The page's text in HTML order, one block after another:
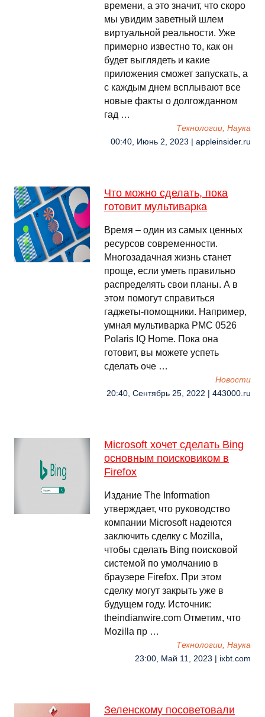
времени, а это значит, что скоро
мы увидим заветный шлем
виртуальной реальности. Уже
примерно известно то, как он
будет выглядеть и какие
приложения сможет запускать, а
с каждым днем всплывают все
новые факты о долгожданном
гад …
Технологии, Наука
00:40, Июнь 2, 2023 | appleinsider.ru
Что можно сделать, пока
готовит мультиварка
Время – один из самых ценных
ресурсов современности.
Многозадачная жизнь станет
проще, если уметь правильно
распределять свои планы. А в
этом помогут справиться
гаджеты-помощники. Например,
умная мультиварка PMC 0526
Polaris IQ Home. Пока она
готовит, вы можете успеть
сделать оче …
Новости
20:40, Сентябрь 25, 2022 | 443000.ru
Microsoft хочет сделать Bing
основным поисковиком в
Firefox
Издание The Information
утверждает, что руководство
компании Microsoft надеются
заключить сделку с Mozilla,
чтобы сделать Bing поисковой
системой по умолчанию в
браузере Firefox. При этом
сделку могут закрыть уже в
будущем году. Источник:
theindianwire.com Отметим, что
Mozilla пр …
Технологии, Наука
23:00, Май 11, 2023 | ixbt.com
Зеленскому посоветовали